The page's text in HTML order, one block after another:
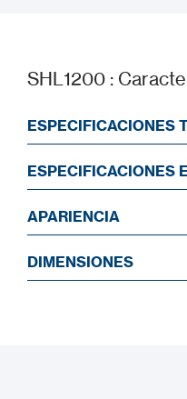
SHL1200 :
ESPECIFICACIONES
ESPECIFICACIONES
APARIENCIA
DIMENSIONES